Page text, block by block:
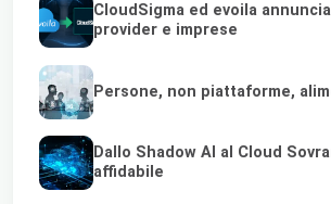
CloudSigma ed evoila
provider e imprese
Persone, non piattaforme,
Dallo Shadow AI al Cloud
affidabile